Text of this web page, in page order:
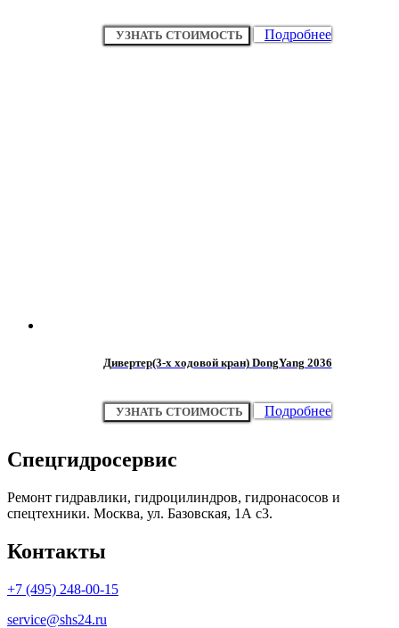
УЗНАТЬ СТОИМОСТЬ Подробнее
Дивертер(3-х ходовой кран) DongYang 2036
УЗНАТЬ СТОИМОСТЬ Подробнее
Спецгидросервис
Ремонт гидравлики, гидроцилиндров, гидронасосов и
спецтехники. Москва, ул. Базовская, 1А с3.
Контакты
+7 (495) 248-00-15
service@shs24.ru